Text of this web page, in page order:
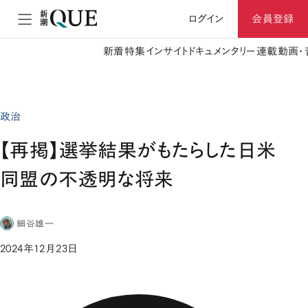
ログイン 会員登録
新着特集 インサイト ドキュメンタリー 連載動画
政治
【再掲】選挙結果がもたらした日米
同盟の不透明な将来
細谷雄一
2024年12月23日